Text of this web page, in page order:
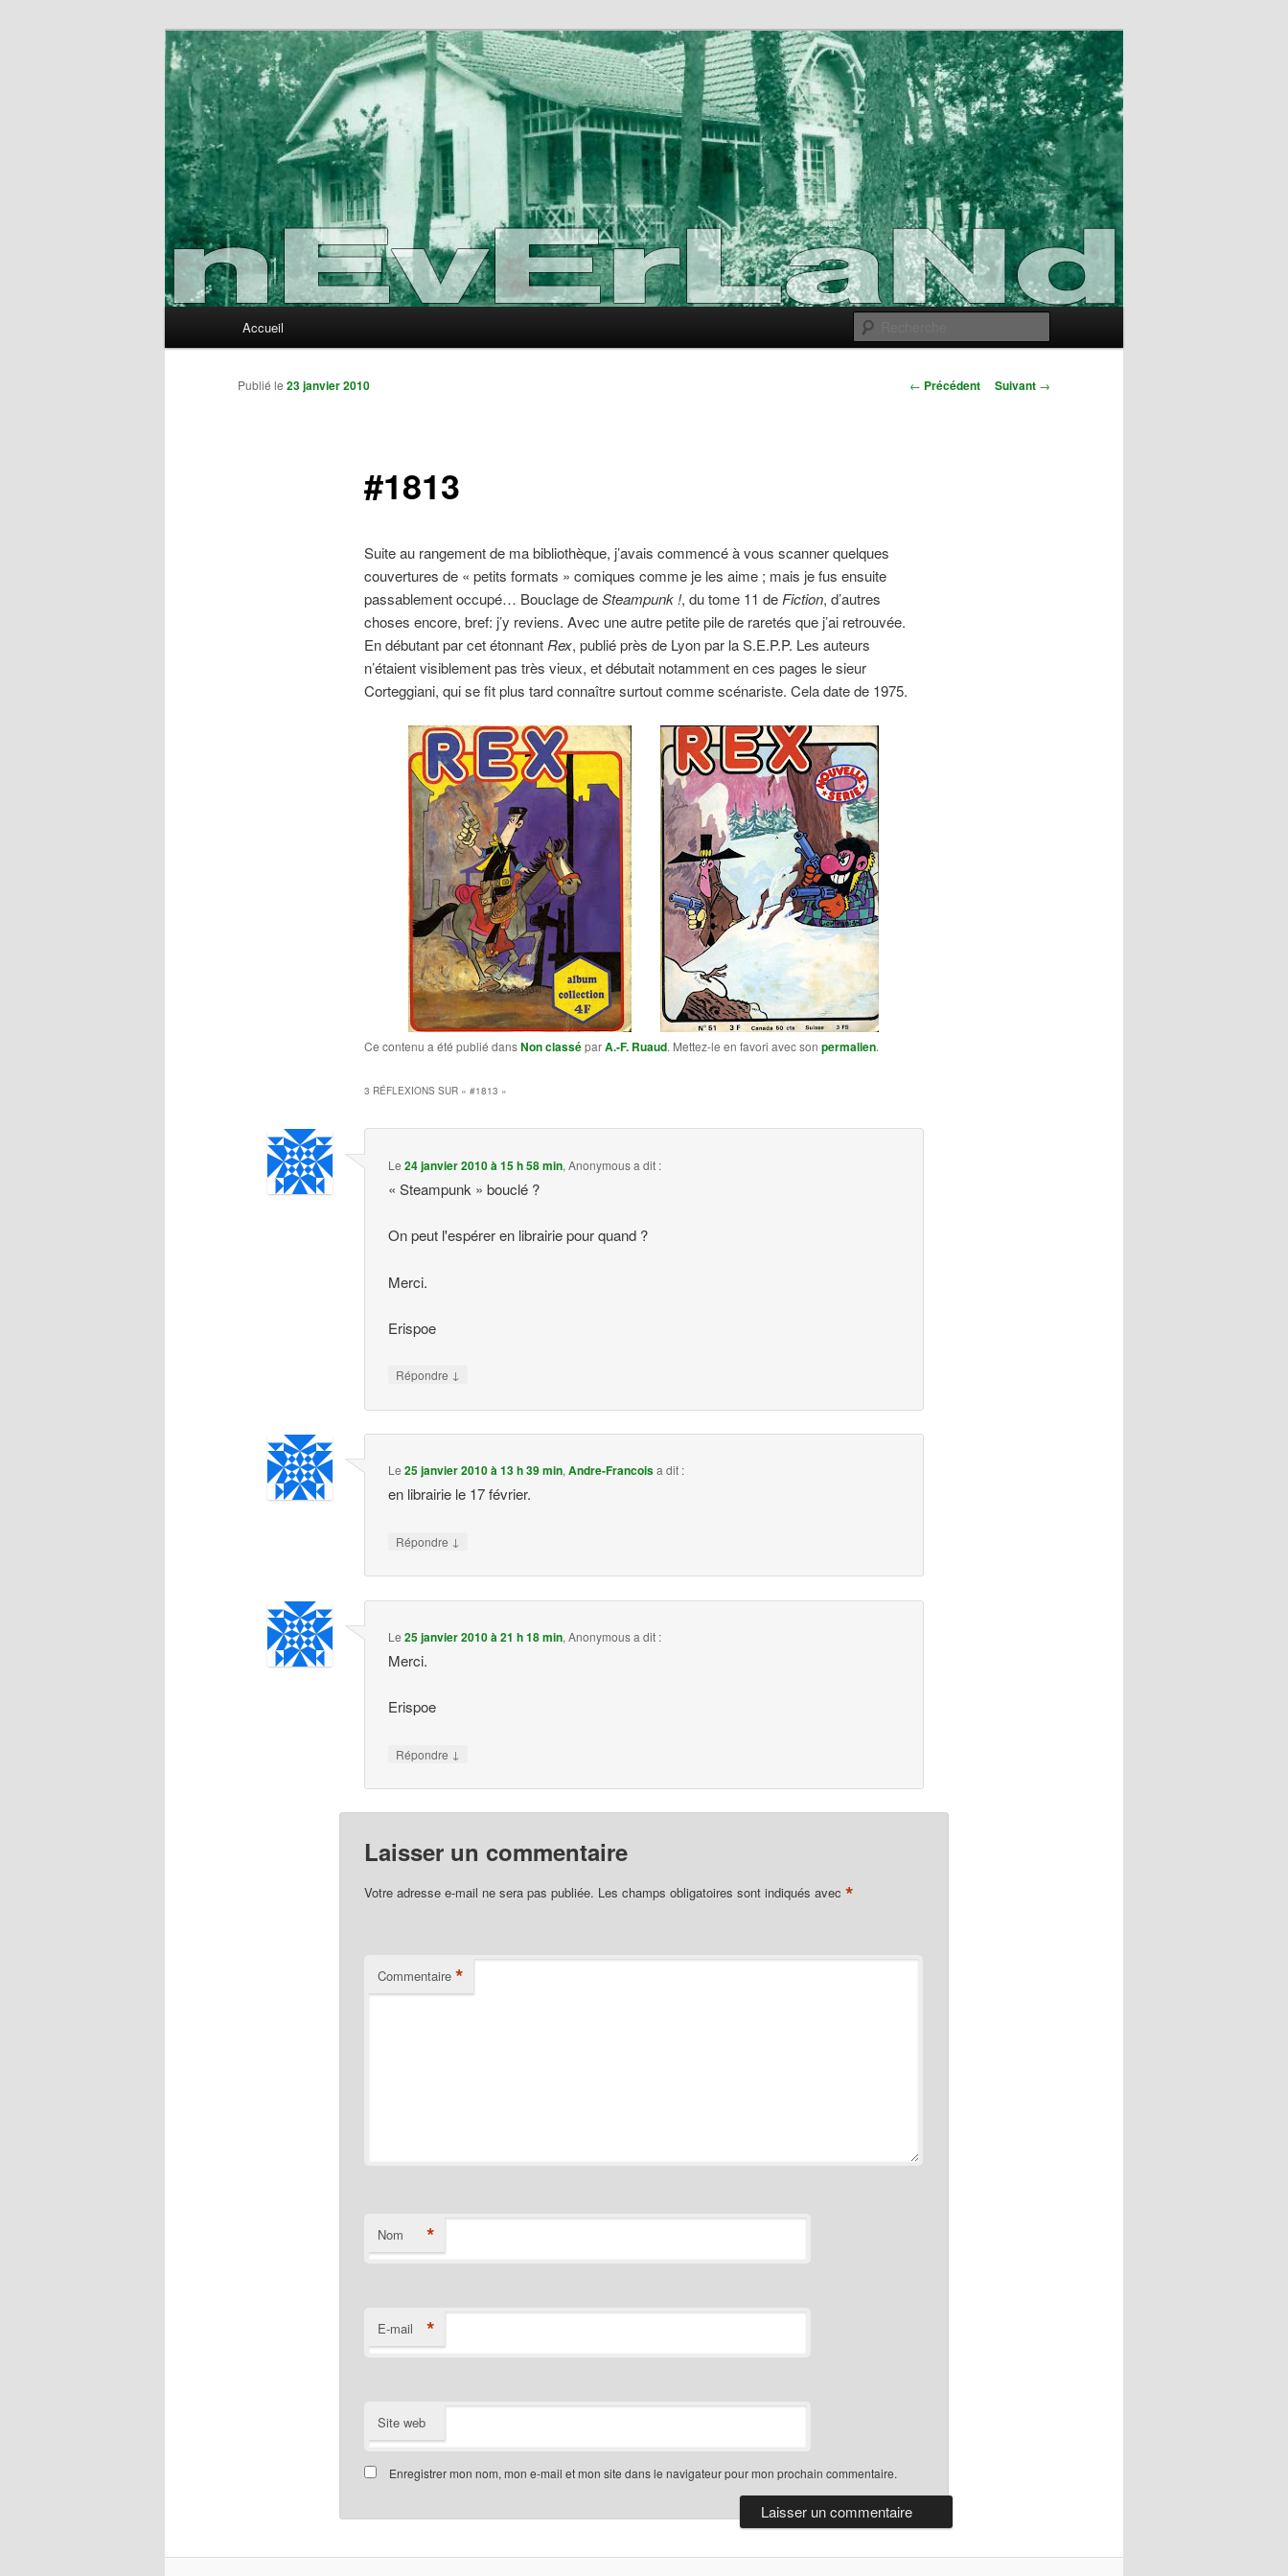
nEvErLaNd
Accueil
Navigation
← Précédent Suivant →
#1813
Publié le 23 janvier 2010
Suite au rangement de ma bibliothèque, j’avais commencé à vous scanner quelques
couvertures de « petits formats » comiques comme je les aime ; mais je fus ensuite
passablement occupé… Bouclage deSteampunk !, du tome 11 de Fiction, d’autres
choses encore, bref: j’y reviens. Avec une autre petite pile de raretés que j’ai retrouvée.
En débutant par cet étonnant Rex, publié près de Lyon par la S.E.P.P. Les auteurs
n’étaient visiblement pas très vieux, et débutait notamment en ces pages le sieur
Corteggiani, qui se fit plus tard connaître surtout comme scénariste. Cela date de 1975.
Ce contenu a été publié dansNon classéparA.-F. Ruaud. Mettez-le en favori avec son permalien.
3 RÉFLEXIONS SUR « #1813 »
Le24 janvier 2010 à 15 h 58 min,Anonymousa dit :
« Steampunk » bouclé ?
On peut l'espérer en librairie pour quand ?
Merci.
Erispoe
Répondre ↓
Le25 janvier 2010 à 13 h 39 min,Andre-Francoisa dit :
en librairie le 17 février.
Répondre ↓
Le25 janvier 2010 à 21 h 18 min,Anonymousa dit :
Merci.
Erispoe
Répondre ↓
Laisser un commentaire
Votre adresse e-mail ne sera pas publiée. Les champs obligatoires sont indiqués avec *
Commentaire *
Nom *
E-mail *
Site web
Enregistrer mon nom, mon e-mail et mon site dans le navigateur pour mon prochain commentaire.